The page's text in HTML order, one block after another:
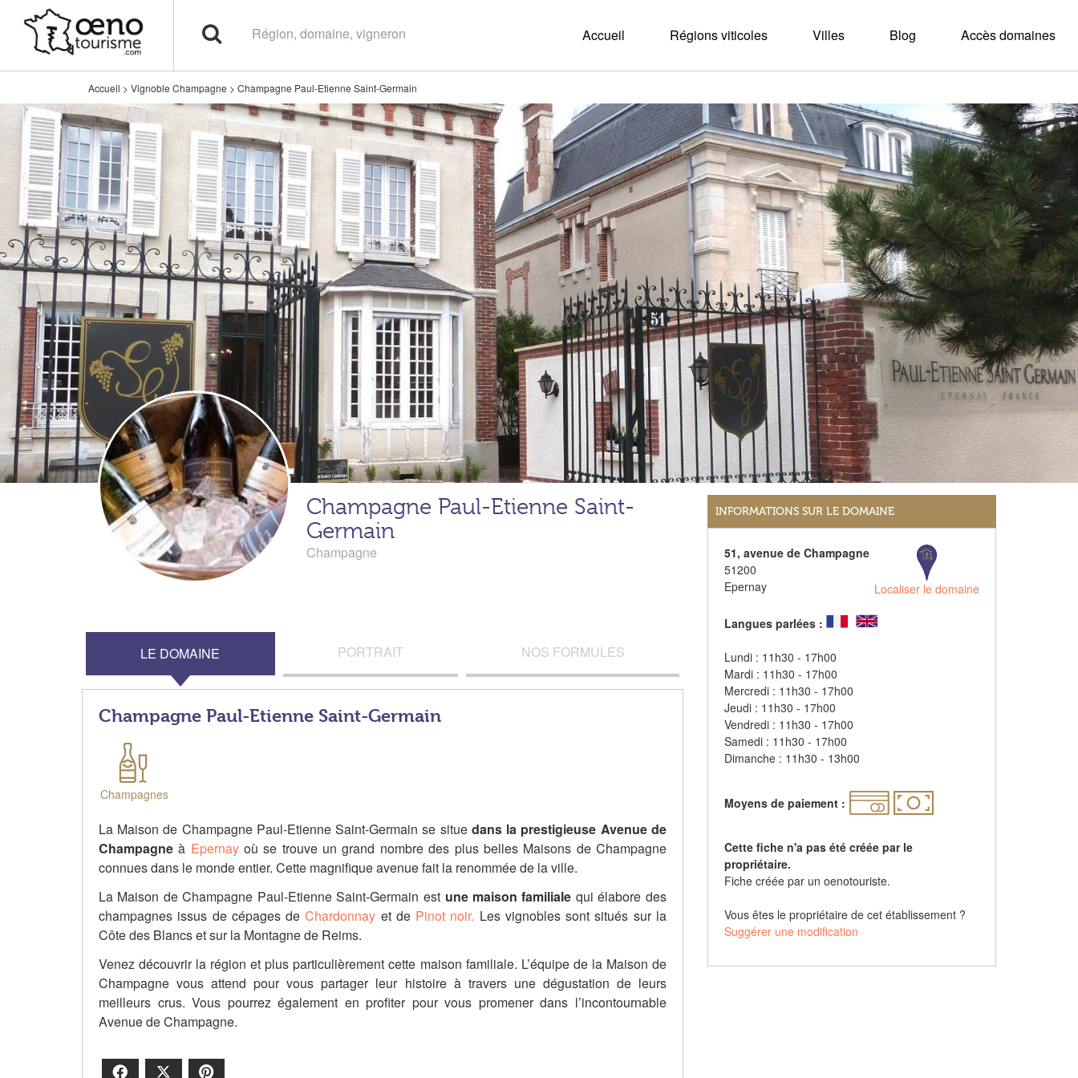
Accueil Régions viticoles Villes Blog Accès domaines
Accueil > Vignoble Champagne > Champagne Paul-Etienne Saint-Germain
Champagne Paul-Etienne Saint-
Germain
Champagne
LE DOMAINE PORTRAIT NOS FORMULES
Champagne Paul-Etienne Saint-Germain
Champagnes
La Maison de Champagne Paul-Etienne Saint-Germain se situe dans la prestigieuse Avenue de
Champagne à Epernayoù se trouve un grand nombre des plus belles Maisons de Champagne
connues dans le monde entier. Cette magnifique avenue fait la renommée de la ville.
La Maison de Champagne Paul-Etienne Saint-Germain est une maison familiale qui élabore des
champagnes issus de cépages deChardonnay et de Pinot noir. Les vignobles sont situés sur la
Côte des Blancs et sur la Montagne de Reims.
Venez découvrir la région et plus particulièrement cette maison familiale. L’équipe de la Maison de
Champagne vous attend pour vous partager leur histoire à travers une dégustation de leurs
meilleurs crus. Vous pourrez également en profiter pour vous promener dans l’incontournable
Avenue de Champagne.
Facebook
INFORMATIONS SUR LE DOMAINE
51, avenue de Champagne
51200
Epernay
Localiser le domaine
Langues parlées :
Lundi : 11h30 - 17h00
Mardi : 11h30 - 17h00
Mercredi : 11h30 - 17h00
Jeudi : 11h30 - 17h00
Vendredi : 11h30 - 17h00
Samedi : 11h30 - 17h00
Dimanche : 11h30 - 13h00
Moyens de paiement :
Cette fiche n'a pas été créée par le
propriétaire.
Fiche créée par un oenotouriste.
Vous êtes le propriétaire de cet établissement ?
Suggérer une modification